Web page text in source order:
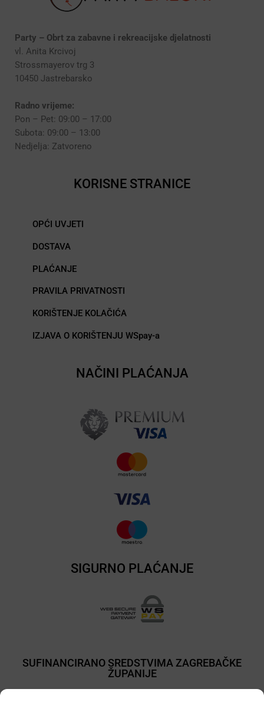
Party – Obrt za zabavne i rekreacijske djelatnosti
vl. Anita Krcivoj
Strossmayerov trg 3
10450 Jastrebarsko
Radno vrijeme:
Pon – Pet: 09:00 – 17:00
Subota: 09:00 – 13:00
Nedjelja: Zatvoreno
KORISNE STRANICE
OPĆI UVJETI
DOSTAVA
PLAĆANJE
PRAVILA PRIVATNOSTI
KORIŠTENJE KOLAČIĆA
IZJAVA O KORIŠTENJU WSpay-a
NAČINI PLAĆANJA
SIGURNO PLAĆANJE
SUFINANCIRANO SREDSTVIMA ZAGREBAČKE
ŽUPANIJE